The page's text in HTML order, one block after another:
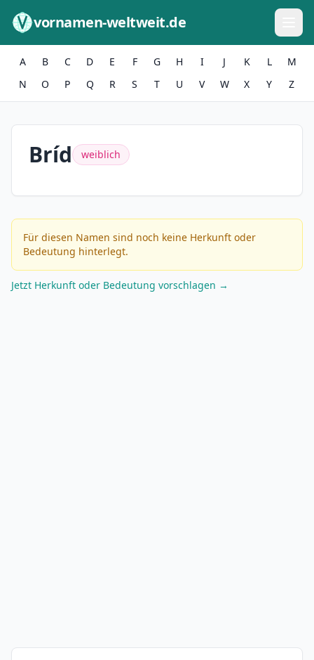
vornamen-weltweit.de
A B C D E F G H I J K L
M
N
O P Q R S T U V W X Y Z
Bríd weiblich
Für diesen Namen sind noch keine Herkunft oder
Bedeutung hinterlegt.
Jetzt Herkunft oder Bedeutung vorschlagen →